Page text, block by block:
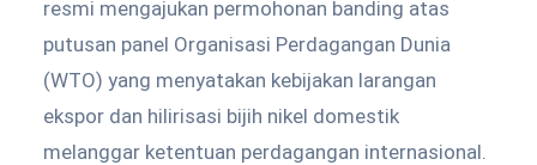
resmi mengajukan permohonan banding atas
putusan panel Organisasi Perdagangan Dunia
(WTO) yang menyatakan kebijakan larangan
ekspor dan hilirisasi bijih nikel domestik
melanggar ketentuan perdagangan internasional.